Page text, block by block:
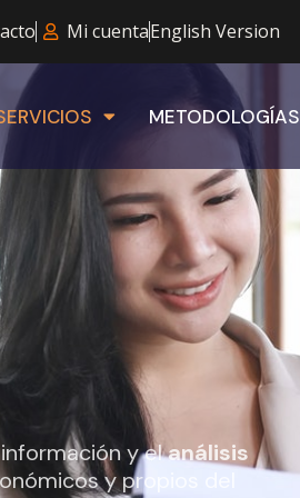
Mi cuentaEnglish Version
METODOLOGÍAS
información y elanálisis
y propios del